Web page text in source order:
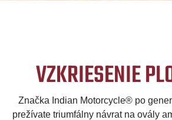
VZKRIESENIE
Značka Indian Motorcycle® po
prežívate triumfálny návrat na ovály